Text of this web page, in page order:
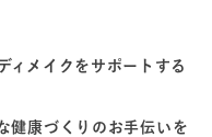
ィメイクをサポートする
健康づくりのお手伝いを